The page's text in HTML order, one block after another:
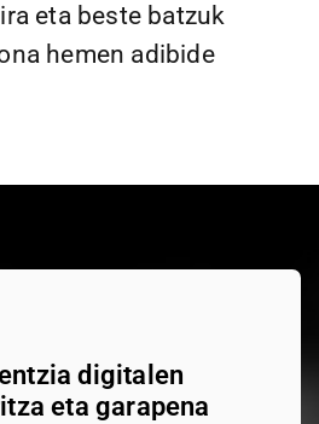
eta beste batzuk
hemen adibide
digitalen
eta garapena